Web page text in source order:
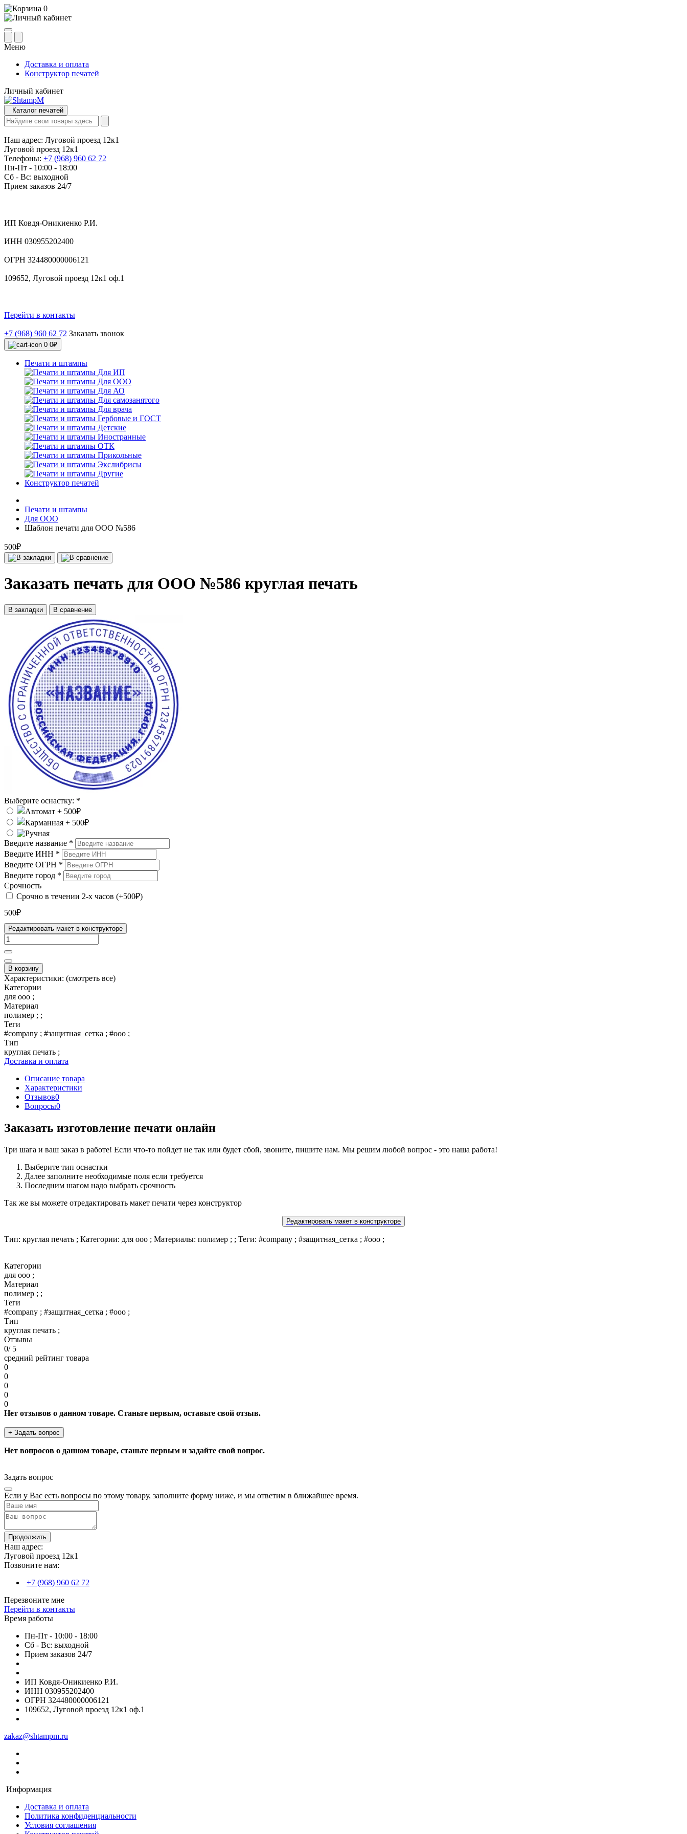
0
Меню
Доставка и оплата
Конструктор печатей
Личный кабинет
Каталог печатей
Наш адрес: Луговой проезд 12к1
Луговой проезд 12к1
Телефоны: +7 (968) 960 62 72
Пн-Пт - 10:00 - 18:00
Сб - Вс: выходной
Прием заказов 24/7
ИП Ковдя-Оникиенко Р.И.
ИНН 030955202400
ОГРН 324480000006121
109652, Луговой проезд 12к1 оф.1
Перейти в контакты
+7 (968) 960 62 72 Заказать звонок
0 0₽
Печати и штампы
Для ИП
Для ООО
Для АО
Для самозанятого
Для врача
Гербовые и ГОСТ
Детские
Иностранные
ОТК
Прикольные
Экслибрисы
Другие
Конструктор печатей
Печати и штампы
Для ООО
Шаблон печати для ООО №586
500₽
Заказать печать для ООО №586 круглая печать
В закладки В сравнение
Выберите оснастку: *
Введите название *
Введите ИНН *
Введите ОГРН *
Введите город *
Срочность
Срочно в течении 2-х часов (+500₽)
500₽
Редактировать макет в конструкторе
В корзину
Характеристики: (смотреть все)
Категории
для ооо ;
Материал
полимер ; ;
Теги
#company ; #защитная_сетка ; #ооо ;
Тип
круглая печать ;
Доставка и оплата
Описание товара
Характеристики
Отзывов0
Вопросы0
Заказать изготовление печати онлайн
Три шага и ваш заказ в работе! Если что-то пойдет не так или будет сбой, звоните, пишите нам. Мы решим любой вопрос - это наша работа!
Выберите тип оснастки
Далее заполните необходимые поля если требуется
Последним шагом надо выбрать срочность
Так же вы можете отредактировать макет печати через конструктор
Редактировать макет в конструкторе
Тип: круглая печать ; Категории: для ооо ; Материалы: полимер ; ; Теги: #company ; #защитная_сетка ; #ооо ;
Категории
для ооо ;
Материал
полимер ; ;
Теги
#company ; #защитная_сетка ; #ооо ;
Тип
круглая печать ;
Отзывы
0/ 5
средний рейтинг товара
0
0
0
0
0
Нет отзывов о данном товаре. Станьте первым, оставьте свой отзыв.
+ Задать вопрос
Нет вопросов о данном товаре, станьте первым и задайте свой вопрос.
Задать вопрос
Если у Вас есть вопросы по этому товару, заполните форму ниже, и мы ответим в ближайшее время.
Продолжить
Наш адрес:
Луговой проезд 12к1
Позвоните нам:
+7 (968) 960 62 72
Перезвоните мне
Перейти в контакты
Время работы
Пн-Пт - 10:00 - 18:00
Сб - Вс: выходной
Прием заказов 24/7
ИП Ковдя-Оникиенко Р.И.
ИНН 030955202400
ОГРН 324480000006121
109652, Луговой проезд 12к1 оф.1
zakaz@shtampm.ru
Информация
Доставка и оплата
Политика конфиденциальности
Условия соглашения